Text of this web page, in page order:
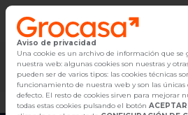
Vender
Buscar
Marketplace Empleo
Aviso de privacidad
Una cookie es un archivo de información que se
nuestra web: algunas cookies son nuestras y
pueden ser de varios tipos: las cookies técnicas
funcionamiento de nuestra web y son las únicas
defecto. El resto de cookies sirven para mejorar
todas estas cookies pulsando el botón ACEPTAR